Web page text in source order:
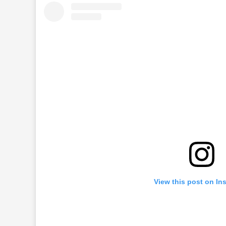
View this post on